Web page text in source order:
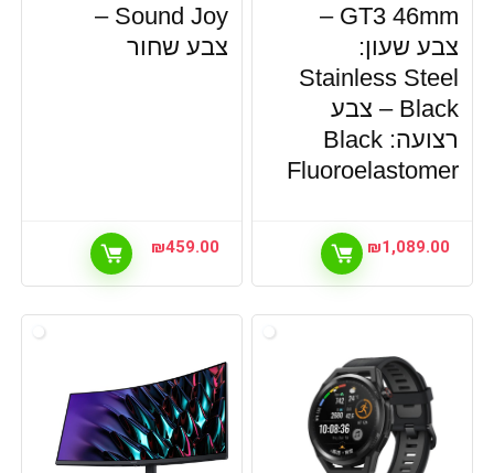
GT3 46mm –
צבע שעון:
Stainless Steel
Black – צבע
רצועה: Black
Fluoroelastomer
₪1,089.00
Sound Joy –
צבע שחור
₪459.00